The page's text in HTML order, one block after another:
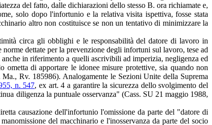
del fatto, dalle dichiarazioni dello stesso B. ora richiamate e,
solo dopo l'infortunio e la relativa visita ispettiva, fosse stata
altro non costituisce se non un tentativo di minimizzare la
circa gli obblighi e le responsabilità del datore di lavoro in
dettate per la prevenzione degli infortuni sul lavoro, tese ad
in riferimento a quelli ascrivibili ad imperizia, negligenza ed
ometta di apportare le idonee misure protettive, sia quando non
Rv. 185986). Analogamente le Sezioni Unite della Suprema
n. 547, ex art. 4 a garantire la sicurezza dello svolgimento del
diligenza la puntuale osservanza" (Cass. SU 21 maggio 1988,
causazione dell'infortunio l'omissione da parte del "datore di
del macchinario e l'inosservanza da parte del socio